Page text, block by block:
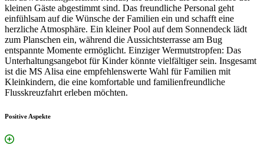
kleinen Gäste abgestimmt sind. Das freundliche Personal geht
einfühlsam auf die Wünsche der Familien ein und schafft eine
herzliche Atmosphäre. Ein kleiner Pool auf dem Sonnendeck lädt
zum Planschen ein, während die Aussichtsterrasse am Bug
entspannte Momente ermöglicht. Einziger Wermutstropfen: Das
Unterhaltungsangebot für Kinder könnte vielfältiger sein. Insgesamt
ist die MS Alisa eine empfehlenswerte Wahl für Familien mit
Kleinkindern, die eine komfortable und familienfreundliche
Flusskreuzfahrt erleben möchten.
Positive Aspekte